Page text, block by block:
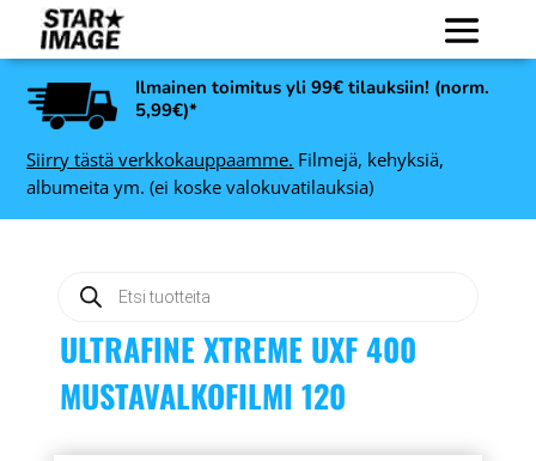
Ilmainen toimitus yli 99€ tilauksiin! (norm.
5,99€)*
Siirry tästä verkkokauppaamme. Filmejä, kehyksiä,
albumeita ym. (ei koske valokuvatilauksia)
search
ULTRAFINE XTREME UXF 400
MUSTAVALKOFILMI 120